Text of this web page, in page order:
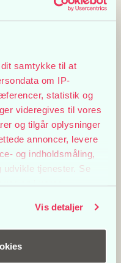
samtykke til at
om IP-
statistik og
videregives til vores
og tilgår oplysninger
annoncer, levere
og indholdsmåling,
udvikle tjenester. Se
på "Privacy
Vis detaljer
her formidler og